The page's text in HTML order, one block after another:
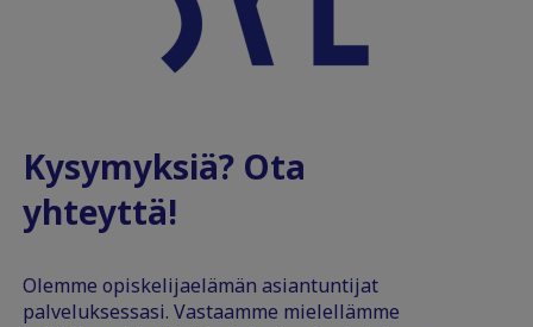
Kysymyksiä? Ota
yhteyttä!
Olemme opiskelijaelämän asiantuntijat
palveluksessasi. Vastaamme mielellämme